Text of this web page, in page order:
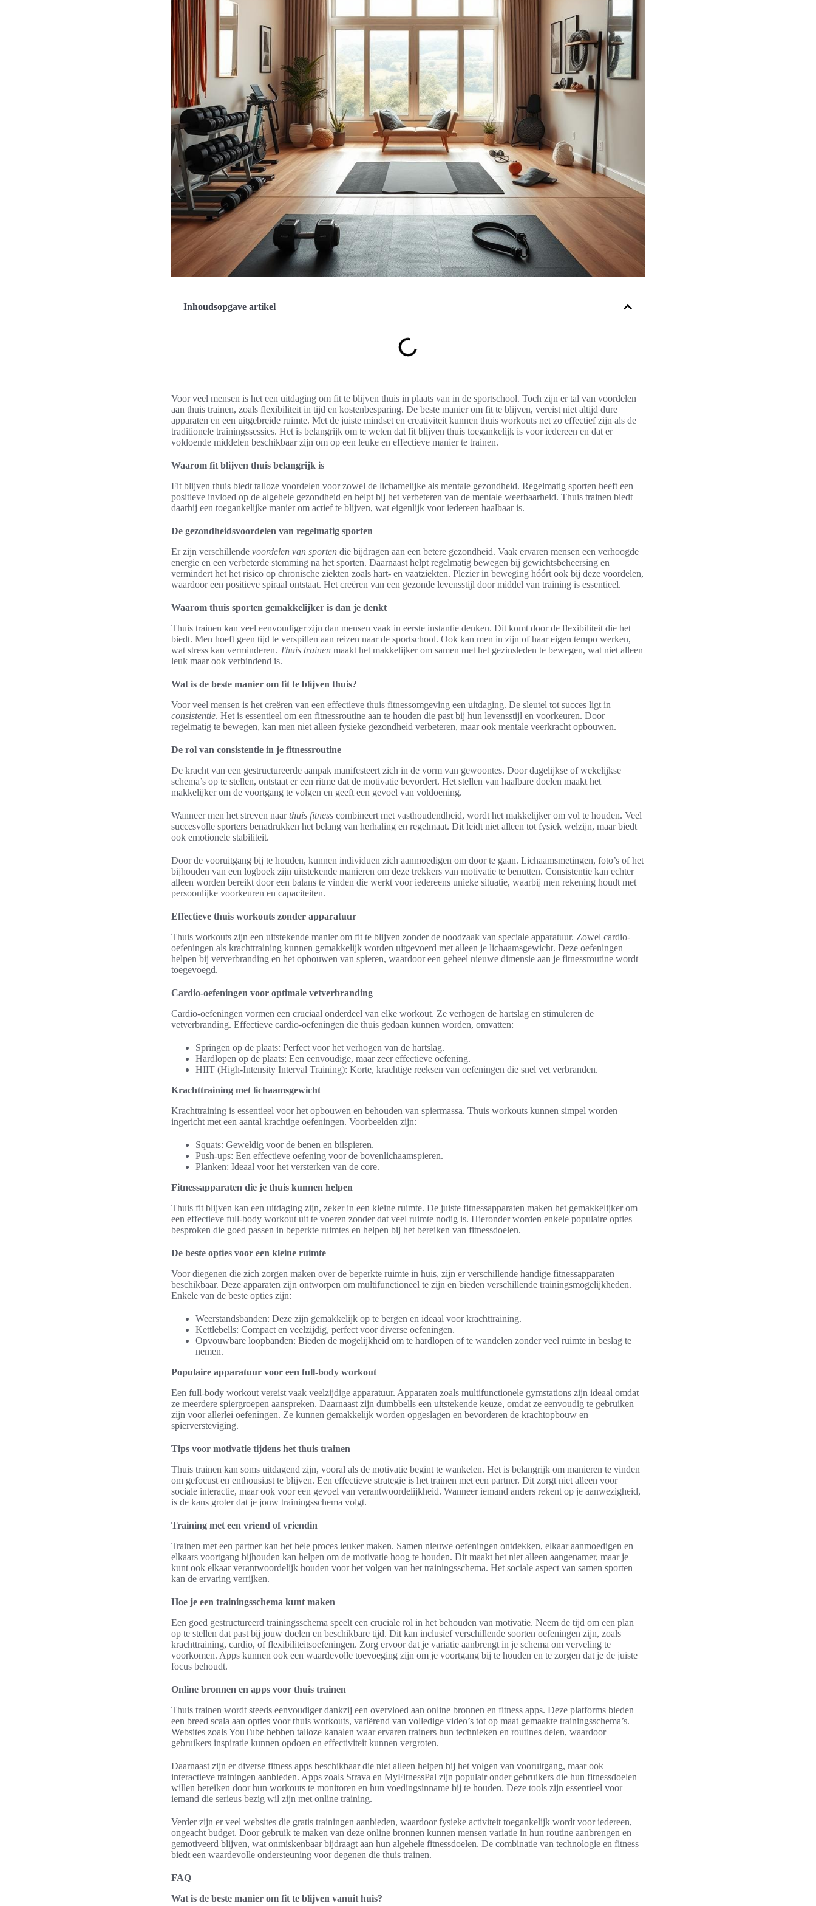
Inhoudsopgave artikel
Voor veel mensen is het een uitdaging om fit te blijven thuis in plaats van in de sportschool. Toch zijn er tal van voordelen
aan thuis trainen, zoals flexibiliteit in tijd en kostenbesparing. De beste manier om fit te blijven, vereist niet altijd dure
apparaten en een uitgebreide ruimte. Met de juiste mindset en creativiteit kunnen thuis workouts net zo effectief zijn als de
traditionele trainingssessies. Het is belangrijk om te weten dat fit blijven thuis toegankelijk is voor iedereen en dat er
voldoende middelen beschikbaar zijn om op een leuke en effectieve manier te trainen.
Waarom fit blijven thuis belangrijk is
Fit blijven thuis biedt talloze voordelen voor zowel de lichamelijke als mentale gezondheid. Regelmatig sporten heeft een
positieve invloed op de algehele gezondheid en helpt bij het verbeteren van de mentale weerbaarheid. Thuis trainen biedt
daarbij een toegankelijke manier om actief te blijven, wat eigenlijk voor iedereen haalbaar is.
De gezondheidsvoordelen van regelmatig sporten
Er zijn verschillende voordelen van sporten die bijdragen aan een betere gezondheid. Vaak ervaren mensen een verhoogde
energie en een verbeterde stemming na het sporten. Daarnaast helpt regelmatig bewegen bij gewichtsbeheersing en
vermindert het het risico op chronische ziekten zoals hart- en vaatziekten. Plezier in beweging hóórt ook bij deze voordelen,
waardoor een positieve spiraal ontstaat. Het creëren van een gezonde levensstijl door middel van training is essentieel.
Waarom thuis sporten gemakkelijker is dan je denkt
Thuis trainen kan veel eenvoudiger zijn dan mensen vaak in eerste instantie denken. Dit komt door de flexibiliteit die het
biedt. Men hoeft geen tijd te verspillen aan reizen naar de sportschool. Ook kan men in zijn of haar eigen tempo werken,
wat stress kan verminderen. Thuis trainen maakt het makkelijker om samen met het gezinsleden te bewegen, wat niet alleen
leuk maar ook verbindend is.
Wat is de beste manier om fit te blijven thuis?
Voor veel mensen is het creëren van een effectieve thuis fitnessomgeving een uitdaging. De sleutel tot succes ligt in
consistentie. Het is essentieel om een fitnessroutine aan te houden die past bij hun levensstijl en voorkeuren. Door
regelmatig te bewegen, kan men niet alleen fysieke gezondheid verbeteren, maar ook mentale veerkracht opbouwen.
De rol van consistentie in je fitnessroutine
De kracht van een gestructureerde aanpak manifesteert zich in de vorm van gewoontes. Door dagelijkse of wekelijkse
schema’s op te stellen, ontstaat er een ritme dat de motivatie bevordert. Het stellen van haalbare doelen maakt het
makkelijker om de voortgang te volgen en geeft een gevoel van voldoening.
Wanneer men het streven naarthuis fitness combineert met vasthoudendheid, wordt het makkelijker om vol te houden. Veel
succesvolle sporters benadrukken het belang van herhaling en regelmaat. Dit leidt niet alleen tot fysiek welzijn, maar biedt
ook emotionele stabiliteit.
Door de vooruitgang bij te houden, kunnen individuen zich aanmoedigen om door te gaan. Lichaamsmetingen, foto’s of het
bijhouden van een logboek zijn uitstekende manieren om deze trekkers van motivatie te benutten. Consistentie kan echter
alleen worden bereikt door een balans te vinden die werkt voor iedereens unieke situatie, waarbij men rekening houdt met
persoonlijke voorkeuren en capaciteiten.
Effectieve thuis workouts zonder apparatuur
Thuis workouts zijn een uitstekende manier om fit te blijven zonder de noodzaak van speciale apparatuur. Zowel cardio-
oefeningen als krachttraining kunnen gemakkelijk worden uitgevoerd met alleen je lichaamsgewicht. Deze oefeningen
helpen bij vetverbranding en het opbouwen van spieren, waardoor een geheel nieuwe dimensie aan je fitnessroutine wordt
toegevoegd.
Cardio-oefeningen voor optimale vetverbranding
Cardio-oefeningen vormen een cruciaal onderdeel van elke workout. Ze verhogen de hartslag en stimuleren de
vetverbranding. Effectieve cardio-oefeningen die thuis gedaan kunnen worden, omvatten:
Springen op de plaats: Perfect voor het verhogen van de hartslag.
Hardlopen op de plaats: Een eenvoudige, maar zeer effectieve oefening.
HIIT (High-Intensity Interval Training): Korte, krachtige reeksen van oefeningen die snel vet verbranden.
Krachttraining met lichaamsgewicht
Krachttraining is essentieel voor het opbouwen en behouden van spiermassa. Thuis workouts kunnen simpel worden
ingericht met een aantal krachtige oefeningen. Voorbeelden zijn:
Squats: Geweldig voor de benen en bilspieren.
Push-ups: Een effectieve oefening voor de bovenlichaamspieren.
Planken: Ideaal voor het versterken van de core.
Fitnessapparaten die je thuis kunnen helpen
Thuis fit blijven kan een uitdaging zijn, zeker in een kleine ruimte. De juiste fitnessapparaten maken het gemakkelijker om
een effectieve full-body workout uit te voeren zonder dat veel ruimte nodig is. Hieronder worden enkele populaire opties
besproken die goed passen in beperkte ruimtes en helpen bij het bereiken van fitnessdoelen.
De beste opties voor een kleine ruimte
Voor diegenen die zich zorgen maken over de beperkte ruimte in huis, zijn er verschillende handige fitnessapparaten
beschikbaar. Deze apparaten zijn ontworpen om multifunctioneel te zijn en bieden verschillende trainingsmogelijkheden.
Enkele van de beste opties zijn:
Weerstandsbanden: Deze zijn gemakkelijk op te bergen en ideaal voor krachttraining.
Kettlebells: Compact en veelzijdig, perfect voor diverse oefeningen.
Opvouwbare loopbanden: Bieden de mogelijkheid om te hardlopen of te wandelen zonder veel ruimte in beslag te
nemen.
Populaire apparatuur voor een full-body workout
Een full-body workout vereist vaak veelzijdige apparatuur. Apparaten zoals multifunctionele gymstations zijn ideaal omdat
ze meerdere spiergroepen aanspreken. Daarnaast zijn dumbbells een uitstekende keuze, omdat ze eenvoudig te gebruiken
zijn voor allerlei oefeningen. Ze kunnen gemakkelijk worden opgeslagen en bevorderen de krachtopbouw en
spierversteviging.
Tips voor motivatie tijdens het thuis trainen
Thuis trainen kan soms uitdagend zijn, vooral als de motivatie begint te wankelen. Het is belangrijk om manieren te vinden
om gefocust en enthousiast te blijven. Een effectieve strategie is het trainen met een partner. Dit zorgt niet alleen voor
sociale interactie, maar ook voor een gevoel van verantwoordelijkheid. Wanneer iemand anders rekent op je aanwezigheid,
is de kans groter dat je jouw trainingsschema volgt.
Training met een vriend of vriendin
Trainen met een partner kan het hele proces leuker maken. Samen nieuwe oefeningen ontdekken, elkaar aanmoedigen en
elkaars voortgang bijhouden kan helpen om de motivatie hoog te houden. Dit maakt het niet alleen aangenamer, maar je
kunt ook elkaar verantwoordelijk houden voor het volgen van het trainingsschema. Het sociale aspect van samen sporten
kan de ervaring verrijken.
Hoe je een trainingsschema kunt maken
Een goed gestructureerd trainingsschema speelt een cruciale rol in het behouden van motivatie. Neem de tijd om een plan
op te stellen dat past bij jouw doelen en beschikbare tijd. Dit kan inclusief verschillende soorten oefeningen zijn, zoals
krachttraining, cardio, of flexibiliteitsoefeningen. Zorg ervoor dat je variatie aanbrengt in je schema om verveling te
voorkomen. Apps kunnen ook een waardevolle toevoeging zijn om je voortgang bij te houden en te zorgen dat je de juiste
focus behoudt.
Online bronnen en apps voor thuis trainen
Thuis trainen wordt steeds eenvoudiger dankzij een overvloed aan online bronnen en fitness apps. Deze platforms bieden
een breed scala aan opties voor thuis workouts, variërend van volledige video’s tot op maat gemaakte trainingsschema’s.
Websites zoals YouTube hebben talloze kanalen waar ervaren trainers hun technieken en routines delen, waardoor
gebruikers inspiratie kunnen opdoen en effectiviteit kunnen vergroten.
Daarnaast zijn er diverse fitness apps beschikbaar die niet alleen helpen bij het volgen van vooruitgang, maar ook
interactieve trainingen aanbieden. Apps zoals Strava en MyFitnessPal zijn populair onder gebruikers die hun fitnessdoelen
willen bereiken door hun workouts te monitoren en hun voedingsinname bij te houden. Deze tools zijn essentieel voor
iemand die serieus bezig wil zijn met online training.
Verder zijn er veel websites die gratis trainingen aanbieden, waardoor fysieke activiteit toegankelijk wordt voor iedereen,
ongeacht budget. Door gebruik te maken van deze online bronnen kunnen mensen variatie in hun routine aanbrengen en
gemotiveerd blijven, wat onmiskenbaar bijdraagt aan hun algehele fitnessdoelen. De combinatie van technologie en fitness
biedt een waardevolle ondersteuning voor degenen die thuis trainen.
FAQ
Wat is de beste manier om fit te blijven vanuit huis?